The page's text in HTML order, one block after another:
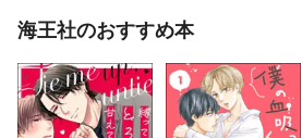
海王社のおすすめ本